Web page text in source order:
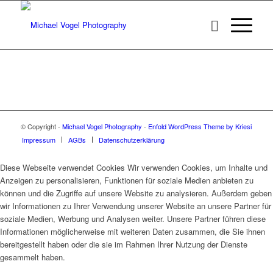
© Copyright - Michael Vogel Photography - Enfold WordPress Theme by Kriesi
Impressum
AGBs Datenschutzerklärung
Diese Webseite verwendet Cookies Wir verwenden Cookies, um Inhalte und
Anzeigen zu personalisieren, Funktionen für soziale Medien anbieten zu
können und die Zugriffe auf unsere Website zu analysieren. Außerdem geben
wir Informationen zu Ihrer Verwendung unserer Website an unsere Partner für
soziale Medien, Werbung und Analysen weiter. Unsere Partner führen diese
Informationen möglicherweise mit weiteren Daten zusammen, die Sie ihnen
bereitgestellt haben oder die sie im Rahmen Ihrer Nutzung der Dienste
gesammelt haben.